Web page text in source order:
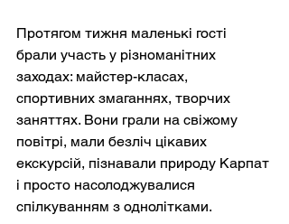
Протягом тижня маленькі гості
брали участь у різноманітних
заходах: майстер-класах,
спортивних змаганнях, творчих
заняттях. Вони грали на свіжому
повітрі, мали безліч цікавих
екскурсій, пізнавали природу Карпат
і просто насолоджувалися
спілкуванням з однолітками.